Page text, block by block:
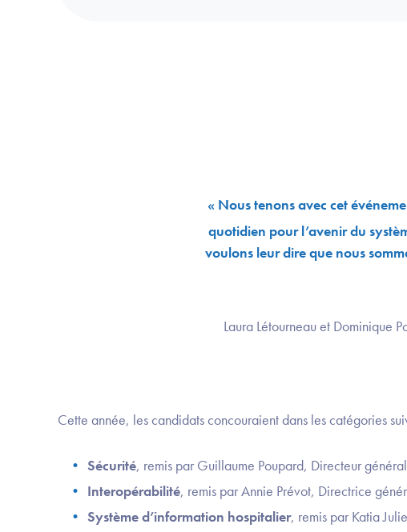
« Nous tenons avec cet
quotidien pour l’avenir du
voulons leur dire que nous
Laura Létourneau et Dominique
Cette année, les candidats concouraient dans les catégories
Sécurité, remis par Guillaume Poupard, Directeur
Interopérabilité, remis par Annie Prévot, Directrice
Système d’information hospitalier, remis par Katia